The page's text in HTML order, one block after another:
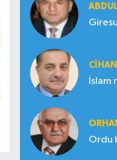
İslam
Ordu